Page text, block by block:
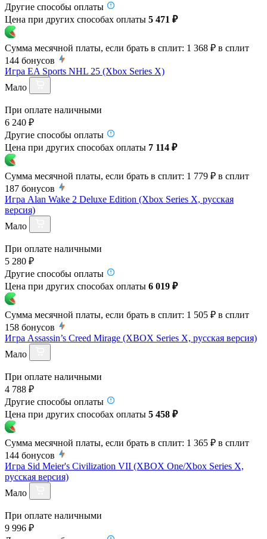
Другие способы оплаты
Цена при других способах оплаты 5 471 ₽
Сумма месячной платы, если брать в сплит: 1 368 ₽ в сплит
144 бонусов
Игра EA Sports NHL 25 (Xbox Series X)
Мало
При оплате наличными
6 240 ₽
Другие способы оплаты
Цена при других способах оплаты 7 114 ₽
Сумма месячной платы, если брать в сплит: 1 779 ₽ в сплит
187 бонусов
Игра Alan Wake 2 Deluxe Edition (Xbox Series X, русская
версия)
Мало
При оплате наличными
5 280 ₽
Другие способы оплаты
Цена при других способах оплаты 6 019 ₽
Сумма месячной платы, если брать в сплит: 1 505 ₽ в сплит
158 бонусов
Игра Assassin’s Creed Mirage (XBOX Series X, русская версия)
Мало
При оплате наличными
4 788 ₽
Другие способы оплаты
Цена при других способах оплаты 5 458 ₽
Сумма месячной платы, если брать в сплит: 1 365 ₽ в сплит
144 бонусов
Игра Sid Meier's Civilization VII (XBOX One/Xbox Series X,
русская версия)
Мало
При оплате наличными
9 996 ₽